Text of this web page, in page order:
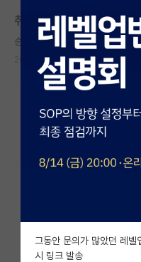
국내대학원 정보
연구실&오픈랩
커뮤니티
커뮤니티 홈
전체글보기
베스트 게시판
자유 게시판(아무개랩)
미국 유학 게시판
취업 or 박사 고민
순수한 아리스토텔레스
2025.06.18 0 942
그동안 문의가 많았던 레
시 링크 발송